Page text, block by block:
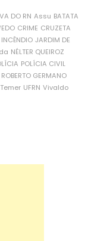
DO RN Assu BATATA
CRIME CRUZETA
INCÊNDIO JARDIM DE
NÉLTER QUEIROZ
POLÍCIA CIVIL
ROBERTO GERMANO
Temer UFRN Vivaldo